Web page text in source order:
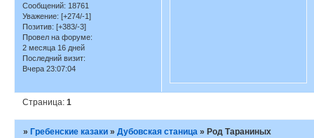
Сообщений: 18761
Уважение: [+274/-1]
Позитив: [+383/-3]
Провел на форуме:
2 месяца 16 дней
Последний визит:
Вчера 23:07:04
Страница:1
» Гребенские казаки »Дубовская станица » Род Тараниных